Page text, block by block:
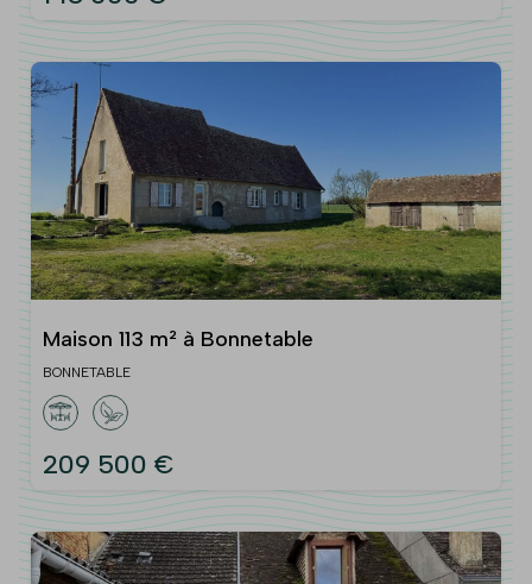
Maison 113 m² à Bonnetable
BONNETABLE
209 500 €